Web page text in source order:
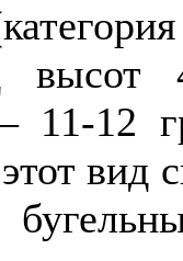
11-12
вид